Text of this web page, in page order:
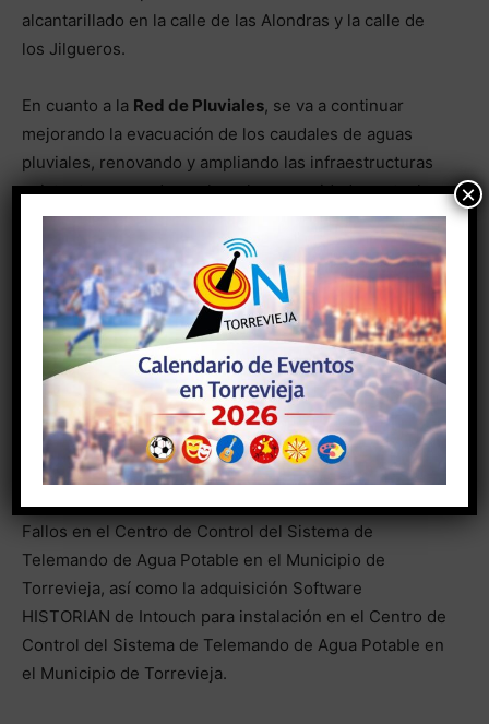
alcantarillado en la calle de las Alondras y la calle de
los Jilgueros.
En cuanto a la Red de Pluviales, se va a continuar
mejorando la evacuación de los caudales de aguas
pluviales, renovando y ampliando las infraestructuras
existentes para adecuarlas a las necesidades actuales
de la población, especialmente actuando en la
urbanización Torreta Florida. La inversión total con
fondos propios para el presente año 2022 asciende a
1.000.000 de euros.
Por último, Eduardo Dolón ha dado a conocer una
inversión de 104.470 euros en la renovación de
equipamientos como el suministro e instalación en
oficinas y local de Atención al Cliente de AGAMED de
un sistema de seguridad, CCTV e intrusión. La
instalación de un nuevo servidor con alta tolerancia a
Fallos en el Centro de Control del Sistema de
Telemando de Agua Potable en el Municipio de
Torrevieja, así como la adquisición Software
HISTORIAN de Intouch para instalación en el Centro de
Control del Sistema de Telemando de Agua Potable en
el Municipio de Torrevieja.
×